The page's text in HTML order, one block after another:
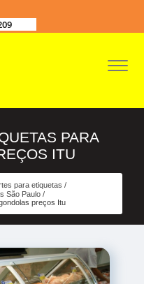
PARA
ITU
para etiquetas
São Paulo
preços Itu